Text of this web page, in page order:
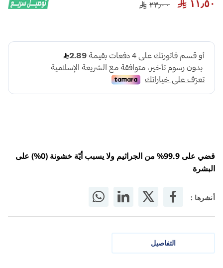
١١٫٥٠ ٢٣٫٠٠
قضي على 99.9% من الجراثيم ولا يسبب أيّة خشونة (0%) على
البشرة
أنشرها :
التفاصيل